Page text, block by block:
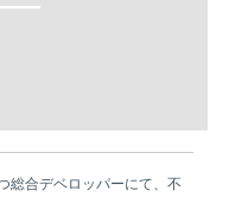
総合デベロッパーにて、不